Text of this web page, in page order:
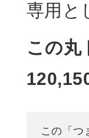
専用と
この丸
この「つ